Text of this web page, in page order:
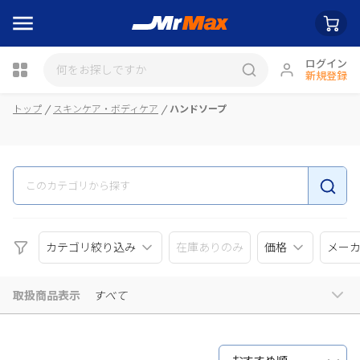
ログイン
新規登録
瓶詰
トップ スキンケア・ボディケア ハンドソープ
カテゴリ絞り込み 在庫ありのみ 価格 メー
取扱商品表示 すべて